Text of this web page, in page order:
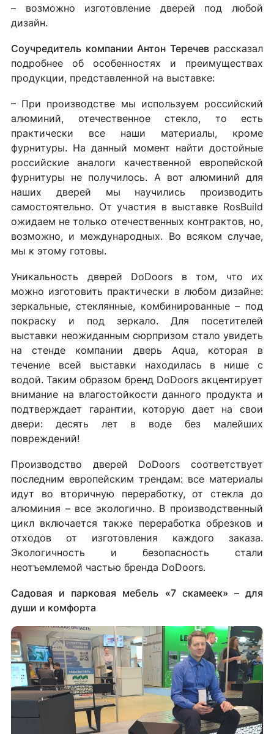
– возможно изготовление дверей под любой
дизайн.
Соучредитель компании Антон Теречеврассказал
подробнее об особенностях и преимуществах
продукции, представленной на выставке:
– При производстве мы используем российский
алюминий, отечественное стекло, то есть
практически все наши материалы, кроме
фурнитуры. На данный момент найти достойные
российские аналоги качественной европейской
фурнитуры не получилось. А вот алюминий для
наших дверей мы научились производить
самостоятельно. От участия в выставке RosBuild
ожидаем не только отечественных контрактов, но,
возможно, и международных. Во всяком случае,
мы к этому готовы.
Уникальность дверей DoDoors в том, что их
можно изготовить практически в любом дизайне:
зеркальные, стеклянные, комбинированные – под
покраску и под зеркало. Для посетителей
выставки неожиданным сюрпризом стало увидеть
на стенде компании дверь Aqua, которая в
течение всей выставки находилась в нише с
водой. Таким образом бренд DoDoors акцентирует
внимание на влагостойкости данного продукта и
подтверждает гарантии, которую дает на свои
двери: десять лет в воде без малейших
повреждений!
Производство дверей DoDoors соответствует
последним европейским трендам: все материалы
идут во вторичную переработку, от стекла до
алюминия – все экологично. В производственный
цикл включается также переработка обрезков и
отходов от изготовления каждого заказа.
Экологичность и безопасность стали
неотъемлемой частью бренда DoDoors.
Садовая и парковая мебель «7 скамеек» – для
души и комфорта